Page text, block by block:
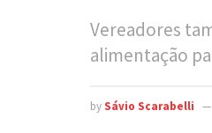
Vereadores
alimentação
bySávio Scarabelli